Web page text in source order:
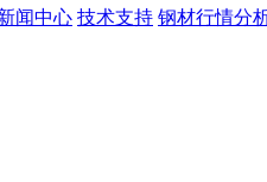
闻中心 技术支持 钢材行情分